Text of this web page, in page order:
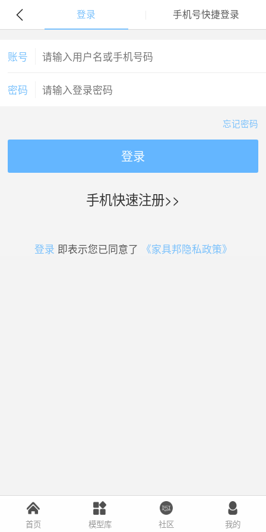
登录 手机号快捷登录
账号
密码
忘记密码
登录
手机快速注册>>
登录 即表示您已同意了 《家具邦隐私政策》
首页 模型库 社区 我的